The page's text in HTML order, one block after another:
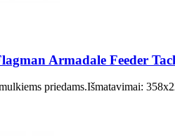
Armadale Feeder
priedams.Išmatavimai: